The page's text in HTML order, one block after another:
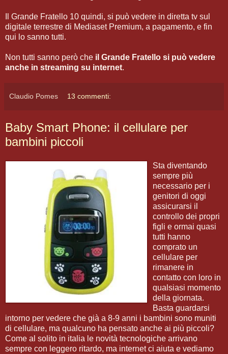
Il Grande Fratello 10 quindi, si può vedere in diretta tv sul
digitale terrestre di Mediaset Premium, a pagamento, e fin
qui lo sanno tutti.
Non tutti sanno però che il Grande Fratello si può vedere
anche in streaming su internet.
Claudio Pomes 13 commenti:
Baby Smart Phone: il cellulare per
bambini piccoli
Sta diventando
sempre più
necessario per i
genitori di oggi
assicurarsi il
controllo dei propri
figli e ormai quasi
tutti hanno
comprato un
cellulare per
rimanere in
contatto con loro in
qualsiasi momento
della giornata.
Basta guardarsi
intorno per vedere che già a 8-9 anni i bambini sono muniti
di cellulare, ma qualcuno ha pensato anche ai più piccoli?
Come al solito in italia le novità tecnologiche arrivano
sempre con leggero ritardo, ma internet ci aiuta e vediamo